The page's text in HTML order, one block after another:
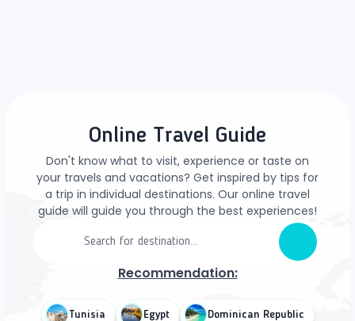
Online Travel Guide
Don't know what to visit, experience or taste on
your travels and vacations? Get inspired by tips for
a trip in individual destinations. Our online travel
guide will guide you through the best experiences!
Recommendation:
Tunisia Egypt Dominican Republic